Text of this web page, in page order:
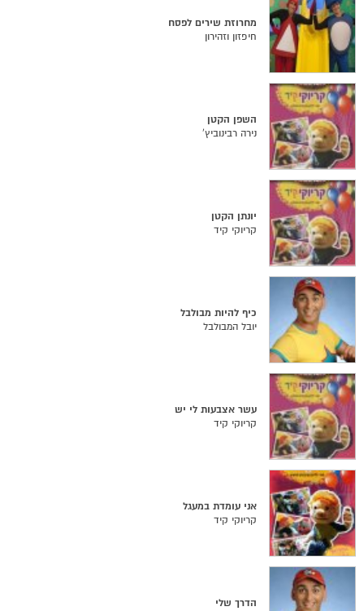
מחרוזת שירים לפסח
חיפזון וזהירון
השפן הקטן
נירה רבינוביץ'
יונתן הקטן
קריוקי קיד
כיף להיות מבולבל
יובל המבולבל
עשר אצבעות לי יש
קריוקי קיד
אני עומדת במעגל
קריוקי קיד
הדרך שלי